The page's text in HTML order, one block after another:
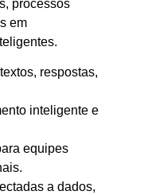
processos
em
respostas,
inteligente e
equipes
a dados,